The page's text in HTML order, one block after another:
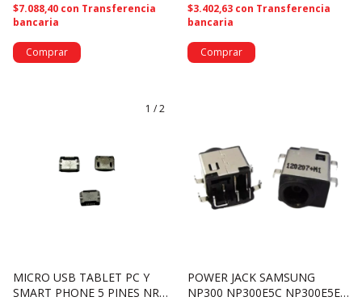
$7.088,40 con Transferencia
bancaria
$3.402,63 con Transferencia
bancaria
1 /2
MICRO USB TABLET PC Y
SMART PHONE 5 PINES NRO.
POWER JACK SAMSUNG
NP300 NP300E5C NP300E5E